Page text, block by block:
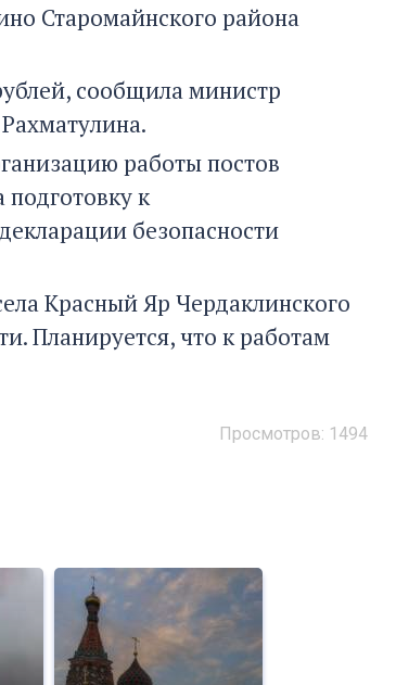
Старомайнского района
сообщила министр
работы постов
к
безопасности
Красный Яр Чердаклинского
Планируется, что к работам
Просмотров: 1494